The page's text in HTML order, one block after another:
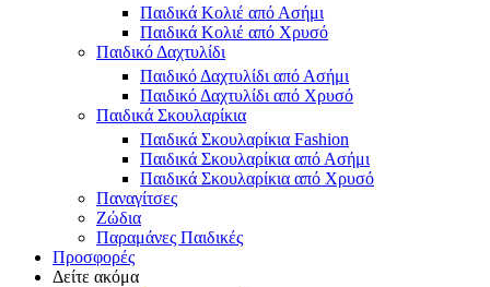
Παιδικά Κολιέ από Ασήμι
Παιδικά Κολιέ από Χρυσό
Παιδικό Δαχτυλίδι
Παιδικό Δαχτυλίδι από Ασήμι
Παιδικό Δαχτυλίδι από Χρυσό
Παιδικά Σκουλαρίκια
Παιδικά Σκουλαρίκια Fashion
Παιδικά Σκουλαρίκια από Ασήμι
Παιδικά Σκουλαρίκια από Χρυσό
Παναγίτσες
Ζώδια
Παραμάνες Παιδικές
Προσφορές
Δείτε ακόμα